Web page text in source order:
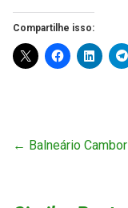
Compartilhe isso:
← Balneário